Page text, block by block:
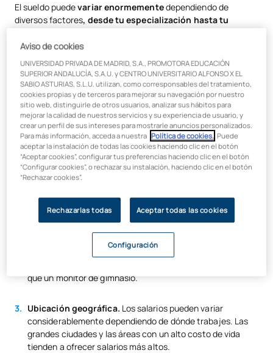
Docencia y enseñanza
¿Cómo maximizar tus oportunidades salariales tras CAFYD?
Especialízate
Gana experiencia
Networking
Desarrolla habilidades complementarias
Considera lanzarte al emprendimiento
El sueldo puedevariar enormementedependiendo de
diversos factores, desde tu especialización hasta tu
puedes esperar en términos de remuneración en este campo
dinámico y en crecimiento.
Antes de entrar en cifras concretas, es importante entender
qué factores pueden influir en tu salario como graduado en
CAFYD:
Experiencia.Como en muchas otras profesiones, la
experiencia juega un papel crucial. Los recién graduados
generalmente comienzan con salarios más bajos, pero
pueden ver incrementos significativos a medida que
acumulan años de experiencia.
Especialización.El campo de las Ciencias del Deporte es
muy amplio. Tu área de especialización puede tener un
impacto significativo en tu potencial de ingresos. Por
ejemplo, un fisioterapeuta deportivo o un gestor de
que un monitor de gimnasio.
Ubicación geográfica. Los salarios pueden variar
considerablemente dependiendo de dónde trabajes. Las
grandes ciudades y las áreas con un alto costo de vida
tienden a ofrecer salarios más altos.
Aviso de cookies
UNIVERSIDAD PRIVADA DE MADRID, S.A., PROMOTORA EDUCACIÓN
SUPERIOR ANDALUCÍA, S.A.U. y CENTRO UNIVERSITARIO ALFONSO X EL
SABIO ASTURIAS, S.L.U. utilizan, como corresponsables del tratamiento,
cookies propias y de terceros para mejorar su navegación por nuestro
sitio web, distinguirle de otros usuarios, analizar sus hábitos para
mejorar la calidad de nuestros servicios y su experiencia de usuario, y
crear un perfil de sus intereses para mostrarle anuncios personalizados.
Para más información, acceda a nuestra Política de cookies. . Puede
aceptar la instalación de todas las cookies haciendo clic en el botón
“Aceptar cookies”, configurar tus preferencias haciendo clic en el botón
“Configurar cookies”, o rechazar su instalación, haciendo clic en el botón
“Rechazar cookies”.
Rechazarlas todas Aceptar todas las cookies
Configuración